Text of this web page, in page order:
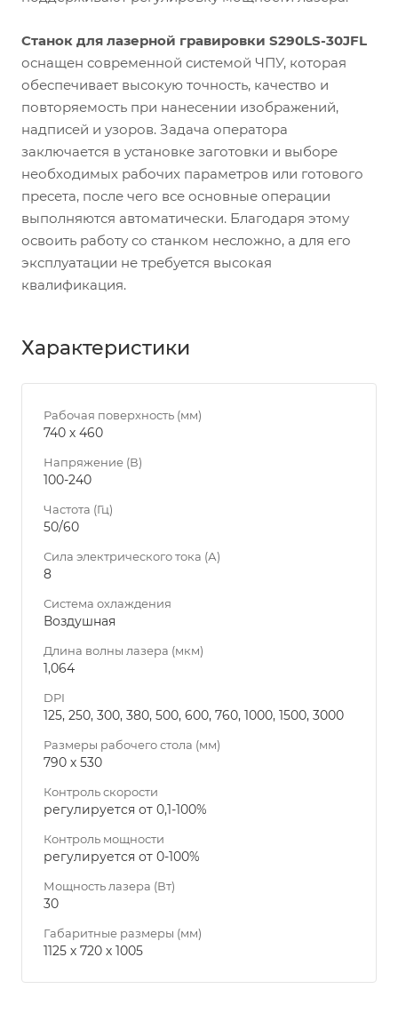
Станок для лазерной гравировки S290LS-30JFL
оснащен современной системой ЧПУ, которая
обеспечивает высокую точность, качество и
повторяемость при нанесении изображений,
надписей и узоров. Задача оператора
заключается в установке заготовки и выборе
необходимых рабочих параметров или готового
пресета, после чего все основные операции
выполняются автоматически. Благодаря этому
освоить работу со станком несложно, а для его
эксплуатации не требуется высокая
квалификация.
Характеристики
Рабочая поверхность (мм)
740 х 460
Напряжение (В)
100-240
Частота (Гц)
50/60
Сила электрического тока (А)
8
Система охлаждения
Воздушная
Длина волны лазера (мкм)
1,064
DPI
125, 250, 300, 380, 500, 600, 760, 1000, 1500, 3000
Размеры рабочего стола (мм)
790 х 530
Контроль скорости
регулируется от 0,1-100%
Контроль мощности
регулируется от 0-100%
Мощность лазера (Вт)
30
Габаритные размеры (мм)
1125 х 720 х 1005